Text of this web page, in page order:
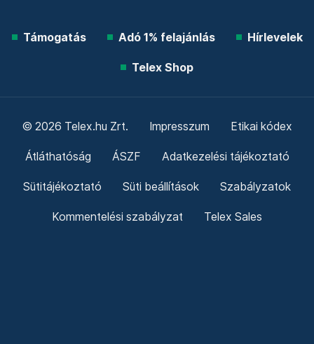
Támogatás Adó 1% felajánlás Hírlevelek
Telex Shop
© 2026 Telex.hu Zrt. Impresszum Etikai kódex
Átláthatóság ÁSZF Adatkezelési tájékoztató
Sütitájékoztató Süti beállítások Szabályzatok
Kommentelési szabályzat Telex Sales